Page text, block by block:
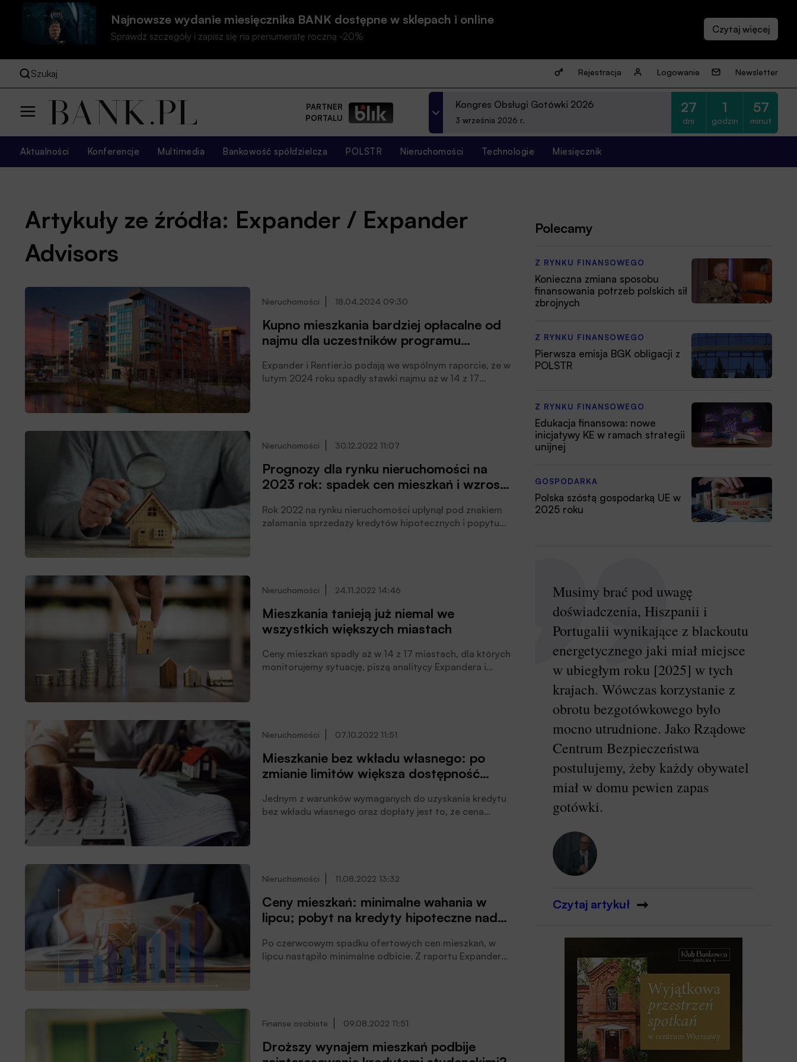
Najnowsze wydanie miesięcznika BANK dostępne w sklepach i online
Sprawdź szczegóły i zapisz się na prenumeratę roczną -20%
Szukaj Rejestracja Logowanie Newsletter
PARTNER
PORTALU
Kongres Obsługi Gotówki 2026
3 września 2026 r.
27
dni
1
godzin
57
minut
Aktualności Konferencje Multimedia Bankowość spółdzielcza POLSTR Nieruchomości Technologie Miesięcznik
Artykuły ze źródła: Expander / Expander
Advisors
Nieruchomości 18.04.2024 09:30
Kupno mieszkania bardziej opłacalne od
najmu dla uczestników programu
Expander i Rentier.io podają we wspólnym raporcie, że w
lutym 2024 roku spadły stawki najmu aż w 14 z 17
Nieruchomości 30.12.2022 11:07
Prognozy dla rynku nieruchomości na
2023 rok: spadek cen mieszkań i wzrost
hipotecznych?
Rok 2022 na rynku nieruchomości upłynął pod znakiem
załamania sprzedaży kredytów hipotecznych i popytu
Nieruchomości 24.11.2022 14:46
Mieszkania tanieją już niemal we
wszystkich większych miastach
Ceny mieszkań spadły aż w 14 z 17 miastach, dla których
monitorujemy sytuację, piszą analitycy Expandera i
było tylko w Rzeszowie (+4%), Bydgoszczy (2%) i
najważniejszym wydarzeniem jest wzrost średniego
oprocentowania do rekordowego poziomu 10%.
Nieruchomości 07.10.2022 11:51
Mieszkanie bez wkładu własnego: po
zmianie limitów większa dostępność
Jednym z warunków wymaganych do uzyskania kredytu
bez wkładu własnego oraz dopłaty jest to, że cena
Nieruchomości 11.08.2022 13:32
Ceny mieszkań: minimalne wahania w
lipcu; pobyt na kredyty hipoteczne nadal
Po czerwcowym spadku ofertowych cen mieszkań, w
lipcu nastąpiło minimalne odbicie. Z raportu Expandera i
Finanse osobiste 09.08.2022 11:51
Droższy wynajem mieszkań podbije
Polecamy
Z RYNKU FINANSOWEGO
Konieczna zmiana sposobu
finansowania potrzeb polskich sił
zbrojnych
Z RYNKU FINANSOWEGO
Pierwsza emisja BGK obligacji z
POLSTR
Z RYNKU FINANSOWEGO
Edukacja finansowa: nowe
inicjatywy KE w ramach strategii
unijnej
GOSPODARKA
Polska szóstą gospodarką UE w
2025 roku
Musimy brać pod uwagę
doświadczenia, Hiszpanii i
Portugalii wynikające z blackoutu
energetycznego jaki miał miejsce
w ubiegłym roku [2025] w tych
krajach. Wówczas korzystanie z
obrotu bezgotówkowego było
mocno utrudnione. Jako Rządowe
Centrum Bezpieczeństwa
postulujemy, żeby każdy obywatel
miał w domu pewien zapas
gotówki.
Czytaj artykuł